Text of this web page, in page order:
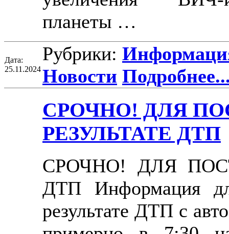
планеты …
Дата:
25.11.2024
Рубрики:
Новости
СРОЧНО! ДЛЯ
РЕЗУЛЬТАТЕ ДТП
СРОЧНО! ДЛЯ
ДТП Информация
результате ДТП с